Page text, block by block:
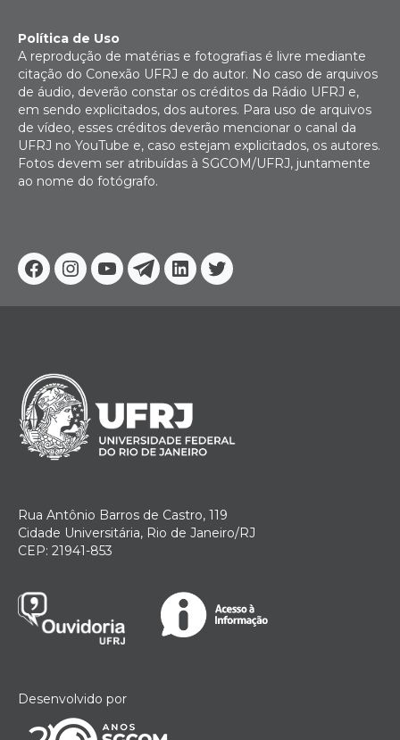
Facebook
Instagram
YoutubeTelegram
Linkedin
Twitter
Política de Uso
A reprodução de matérias e fotografias é livre mediante
citação do Conexão UFRJ e do autor. No caso de arquivos
de áudio, deverão constar os créditos da Rádio UFRJ e,
em sendo explicitados, dos autores. Para uso de arquivos
de vídeo, esses créditos deverão mencionar o canal da
UFRJ no YouTube e, caso estejam explicitados, os autores.
Fotos devem ser atribuídas à SGCOM/UFRJ, juntamente
ao nome do fotógrafo.
Rua Antônio Barros de Castro, 119
Cidade Universitária, Rio de Janeiro/RJ
CEP: 21941-853
Desenvolvido por